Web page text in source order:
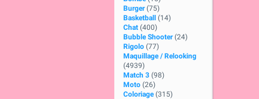
Burger (75)
Basketball
(14)
Chat (400)
Bubble Shooter (24)
Rigolo (77)
Maquillage / Relooking
(4939)
Match 3 (98)
Moto (26)
Coloriage (315)